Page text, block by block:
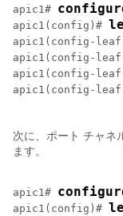
apic1#
apic1(config)#
apic1(config-
apic1(config-
apic1(config-
apic1(config-
次に、ポート チャネ
ます。
apic1#
apic1(config)#